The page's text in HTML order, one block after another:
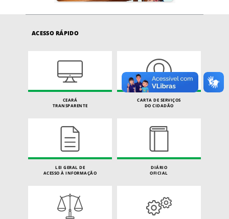
ACESSO RÁPIDO
CEARÁ
TRANSPARENTE
CARTA DE SERVIÇOS
DO CIDADÃO
LEI GERAL DE
ACESSO À INFORMAÇÃO
DIÁRIO
OFICIAL